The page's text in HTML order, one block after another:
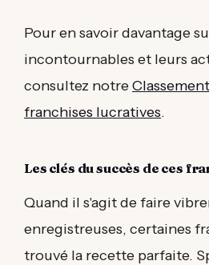
Pour en savoir davantage
incontournables et leurs
consultez notre
franchises lucratives.
Les clés du succès de ces
Quand il s'agit de faire
enregistreuses, certaines
trouvé la recette parfaite.